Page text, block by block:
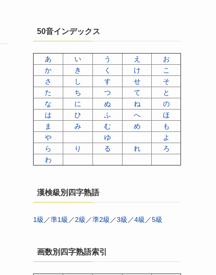
50音インデックス
あ い う え
お
か
き く け
こ
さ
し す せ
そ
た
ち つ て
と
な
に ぬ ね
の
は
ひ ふ へ
ほ
ま
み む め
も
や
ゆ
よ
ら
り る れ
ろ
わ
漢検級別四字熟語
1級 ／準1級 ／2級 ／準2級 ／3級 ／4級 ／5級
画数別四字熟語索引